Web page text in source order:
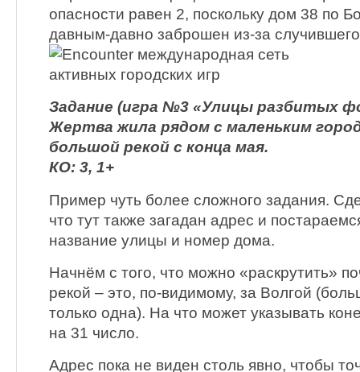
опасности равен 2, поскольку дом 38 по
давным-давно заброшен из-за
Задание (игра №3 «Улицы разбитых
Жертва жила рядом с маленьким
большой рекой с конца мая.
КО: 3, 1+
Пример чуть более сложного задания.
что тут также загадан адрес и
название улицы и номер дома.
Начнём с того, что можно «раскрутить»
рекой – это, по-видимому, за Волгой
только одна). На что может указывать
на 31 число.
Адрес пока не виден столь явно, чтобы